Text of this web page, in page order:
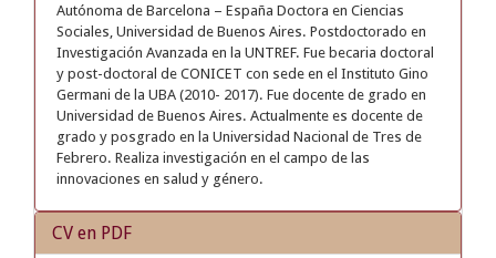
Autónoma de Barcelona – España Doctora en Ciencias
Sociales, Universidad de Buenos Aires. Postdoctorado en
Investigación Avanzada en la UNTREF. Fue becaria doctoral
y post-doctoral de CONICET con sede en el Instituto Gino
Germani de la UBA (2010- 2017). Fue docente de grado en
Universidad de Buenos Aires. Actualmente es docente de
grado y posgrado en la Universidad Nacional de Tres de
Febrero. Realiza investigación en el campo de las
innovaciones en salud y género.
CV en PDF